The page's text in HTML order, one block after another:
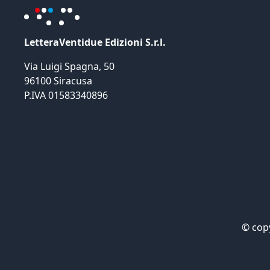
LetteraVentidue Edizioni S.r.l.
Via Luigi Spagna, 50
96100 Siracusa
P.IVA 01583340896
©